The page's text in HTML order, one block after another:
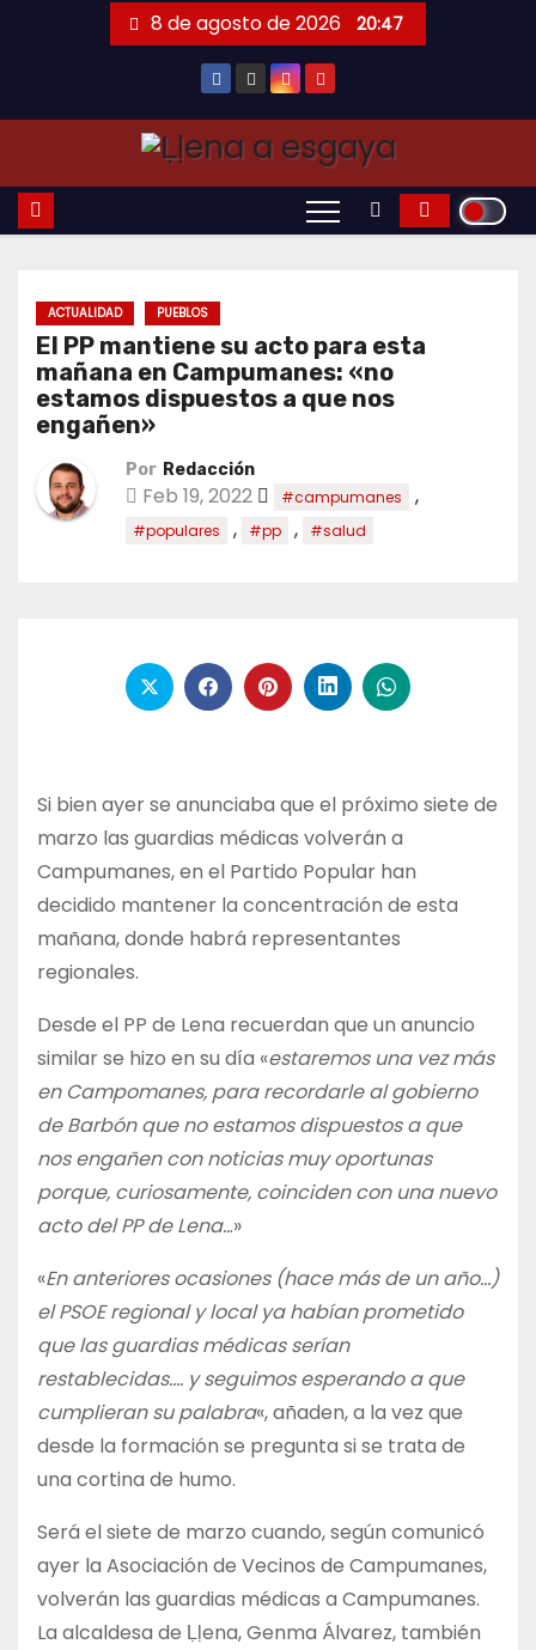
8 de agosto de 2026 20:47
ACTUALIDAD PUEBLOS
El PP mantiene su acto para esta
mañana en Campumanes: «no
estamos dispuestos a que nos
engañen»
Por Redacción
Feb 19, 2022 #campumanes ,
#populares , #pp , #salud
Si bien ayer se anunciaba que el próximo siete de
marzo las guardias médicas volverán a
Campumanes, en el Partido Popular han
decidido mantener la concentración de esta
mañana, donde habrá representantes
regionales.
Desde el PP de Lena recuerdan que un anuncio
similar se hizo en su día «estaremos una vez más
en Campomanes, para recordarle al gobierno
de Barbón que no estamos dispuestos a que
nos engañen con noticias muy oportunas
porque, curiosamente, coinciden con una nuevo
acto del PP de Lena...»
«En anteriores ocasiones (hace más de un año…)
el PSOE regional y local ya habían prometido
que las guardias médicas serían
restablecidas…. y seguimos esperando a que
cumplieran su palabra«, añaden, a la vez que
desde la formación se pregunta si se trata de
una cortina de humo.
Será el siete de marzo cuando, según comunicó
ayer la Asociación de Vecinos de Campumanes,
volverán las guardias médicas a Campumanes.
La alcaldesa de Ḷḷena, Genma Álvarez, también